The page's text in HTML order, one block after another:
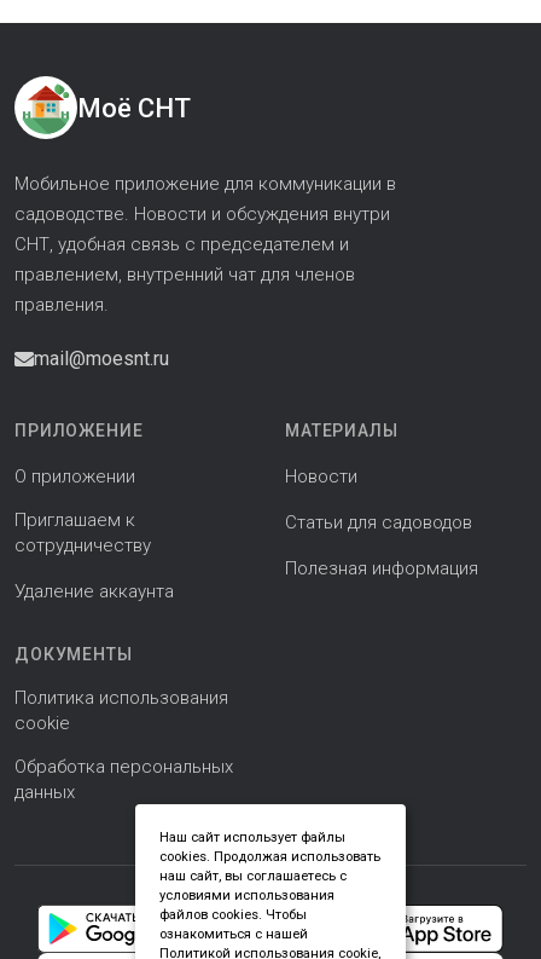
Моё СНТ
Мобильное приложение для коммуникации в
садоводстве. Новости и обсуждения внутри
СНТ, удобная связь с председателем и
правлением, внутренний чат для членов
правления.
mail@moesnt.ru
ПРИЛОЖЕНИЕ
О приложении
Приглашаем к
сотрудничеству
Удаление аккаунта
МАТЕРИАЛЫ
Новости
Статьи для садоводов
Полезная информация
ДОКУМЕНТЫ
Политика использования
cookie
Обработка персональных
данных
Наш сайт использует файлы
cookies. Продолжая использовать
наш сайт, вы соглашаетесь с
условиями использования
файлов cookies. Чтобы
ознакомиться с нашей
Политикой использования cookie,